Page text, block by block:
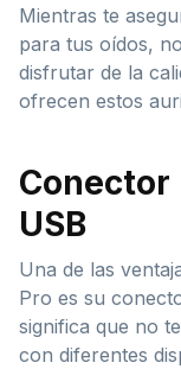
Mientras te
para tus oídos,
disfrutar de la
ofrecen estos
USB
Una de las
Pro es su
significa que no
con diferentes